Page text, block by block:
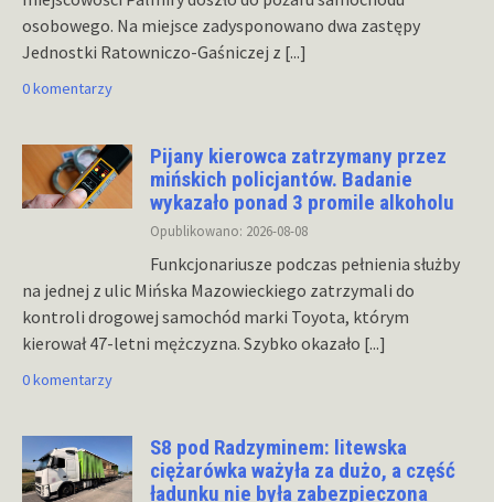
osobowego. Na miejsce zadysponowano dwa zastępy
Jednostki Ratowniczo-Gaśniczej z [...]
0 komentarzy
Pijany kierowca zatrzymany przez
mińskich policjantów. Badanie
wykazało ponad 3 promile alkoholu
Opublikowano: 2026-08-08
Funkcjonariusze podczas pełnienia służby
na jednej z ulic Mińska Mazowieckiego zatrzymali do
kontroli drogowej samochód marki Toyota, którym
kierował 47-letni mężczyzna. Szybko okazało [...]
0 komentarzy
S8 pod Radzyminem: litewska
ciężarówka ważyła za dużo, a część
ładunku nie była zabezpieczona